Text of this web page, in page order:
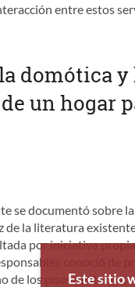
entre estos
domótica y
un hogar
se documentó sobre
de la literatura
por iniciativa
conoció de
de los pisos visitados.
Este sitio